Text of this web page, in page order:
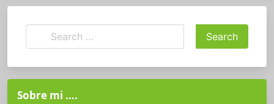
Sobre mi ….